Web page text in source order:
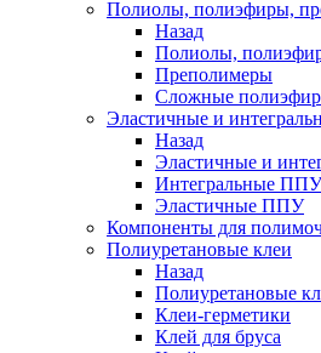
Полиолы, полиэфиры,
Назад
Полиолы,
Преполимеры
Сложные
Эластичные и
Назад
Эластичные и
Интегральные ППУ
Эластичные ППУ
Компоненты для
Полиуретановые клеи
Назад
Полиуретановые
Клеи-герметики
Клей для бруса